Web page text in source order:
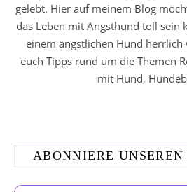
gelebt. Hier auf meinem Blog
das Leben mit Angsthund toll sein
einem ängstlichen Hund herrlich
euch Tipps rund um die Themen
mit Hund,
ABONNIERE